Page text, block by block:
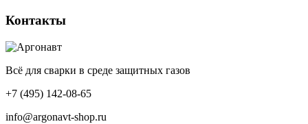
Контакты
Всё для сварки в среде защитных газов
+7 (495) 142-08-65
info@argonavt-shop.ru